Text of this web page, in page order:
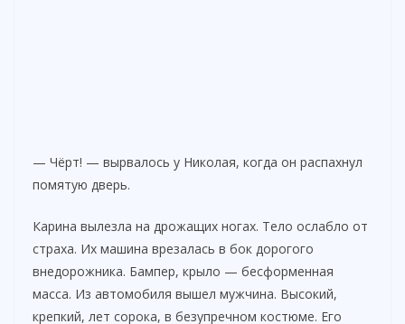
— Чёрт! — вырвалось у Николая, когда он распахнул
помятую дверь.
Карина вылезла на дрожащих ногах. Тело ослабло от
страха. Их машина врезалась в бок дорогого
внедорожника. Бампер, крыло — бесформенная
масса. Из автомобиля вышел мужчина. Высокий,
крепкий, лет сорока, в безупречном костюме. Его